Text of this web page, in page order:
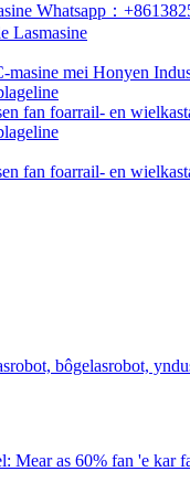
Whatsapp：
Lasmasine
masine mei Honyen
fan foarrail- en
fan foarrail- en
as 60% fan 'e kar